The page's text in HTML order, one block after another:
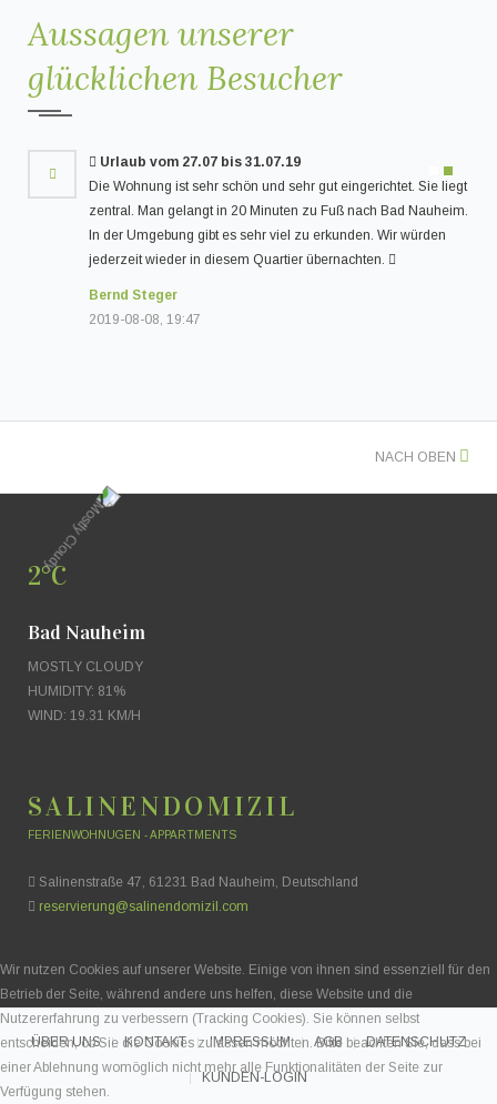
Aussagen unserer
glücklichen Besucher
Am besten fand
ausgefallene
empfehlen
vom 27.07 bis 31.07.19
ist sehr schön und sehr gut eingerichtet. Sie liegt
gelangt in 20 Minuten zu Fuß nach Bad Nauheim.
gibt es sehr viel zu erkunden. Wir würden
wieder in diesem Quartier übernachten.
NACH OBEN
2°C
Bad Nauheim
MOSTLY CLOUDY
HUMIDITY: 81%
WIND: 19.31 KM/H
SALINENDOMIZIL
FERIENWOHNUGEN - APPARTMENTS
Salinenstraße 47, 61231 Bad Nauheim, Deutschland
reservierung@salinendomizil.com
ÜBER UNS KONTAKT IMPRESSUM AGB DATENSCHUTZ
KUNDEN-LOGIN
Wir nutzen Cookies auf unserer Website. Einige von ihnen sind essenziell für den
Betrieb der Seite, während andere uns helfen, diese Website und die
Nutzererfahrung zu verbessern (Tracking Cookies). Sie können selbst
entscheiden, ob Sie die Cookies zulassen möchten. Bitte beachten Sie, dass bei
einer Ablehnung womöglich nicht mehr alle Funktionalitäten der Seite zur
Verfügung stehen.